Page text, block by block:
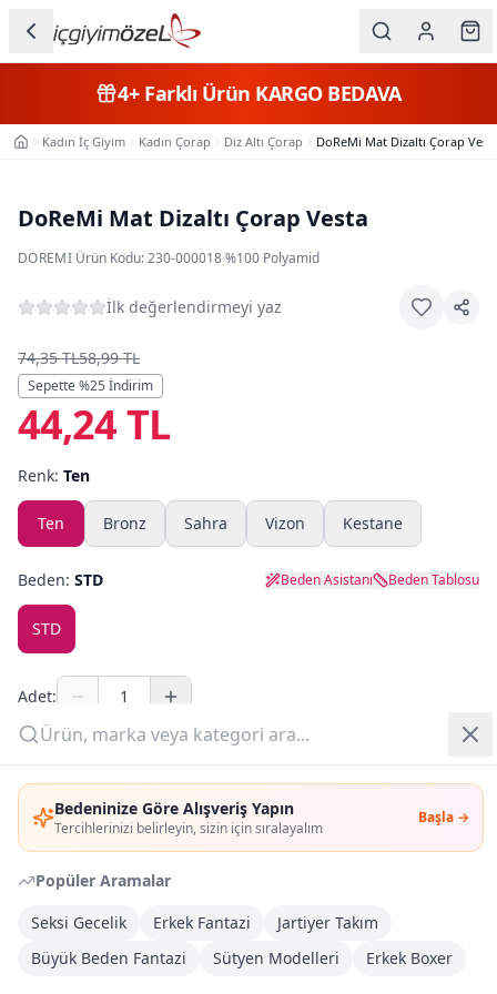
Bedeninize Göre Alışveriş Yapın
Tercihlerinizi belirleyin, sizin için sıralayalım
Başla →
Popüler Aramalar
Seksi Gecelik
Erkek Fantazi
Jartiyer Takım
Büyük Beden Fantazi
Sütyen Modelleri Erkek Boxer
Kategorileri
Erkek
Çocuk
Fantazi
Büyük
Beden
Markalar
Plaj & Mayo
Yazlık Pijama
Yeni Gelenler
OUTLET
Giriş Yap
Üye Ol
4+Farklı Ürün KARGO BEDAVA
Ana SayfaKadın İç Giyim Kadın Çorap Diz Altı Çorap DoReMi Mat Dizaltı Çorap
DoReMi Mat Dizaltı Çorap Vesta
DOREMI·Ürün Kodu:230-000018·%100 Polyamid
İlk değerlendirmeyi yaz
74,35 TL58,99 TL
Sepette %25 İndirim
44,24 TL
Renk: Ten
Ten Bronz Sahra Vizon Kestane
Beden: STD Beden Asistanı Beden Tablosu
STD
Adet:
Sepete Ekle
Şimdi Al
DHL
Bayram tatili sonrasında kargolanacaktır
Kargo Bedava